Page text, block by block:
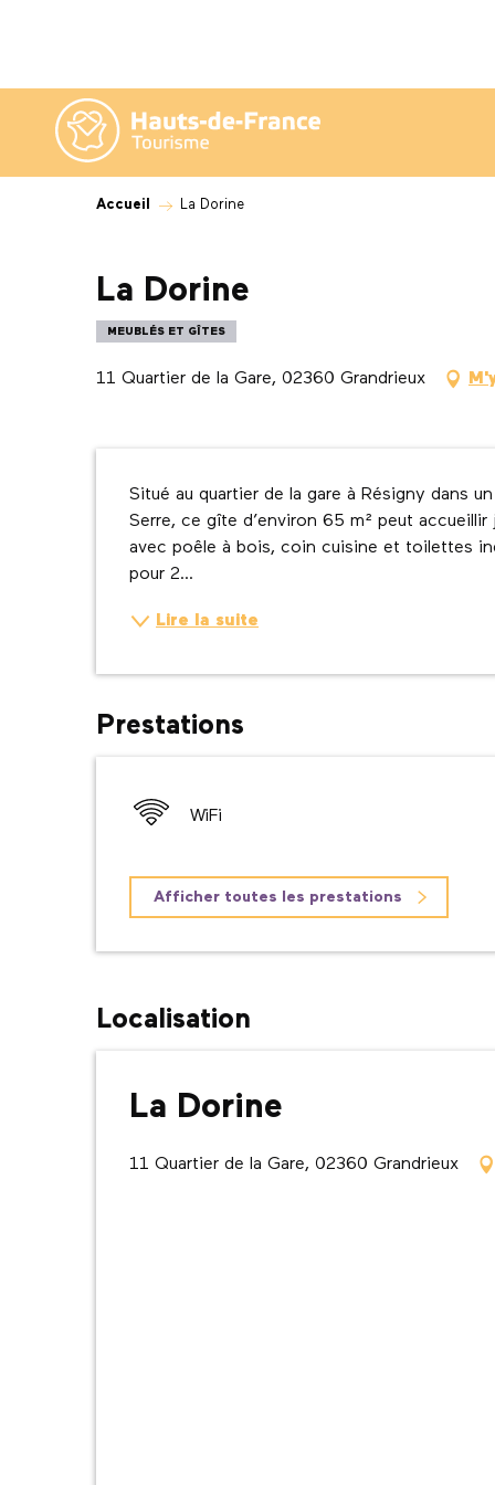
contenu
principal
Accueil La Dorine
La Dorine
MEUBLÉS ET GÎTES
11 Quartier de la Gare, 02360 Grandrieux
Description
Situé au quartier de la gare à Résigny dans
Serre, ce gîte d’environ 65 m² peut
avec poêle à bois, coin cuisine et toilettes
pour 2...
Lire la suite
Prestations
WiFi
Afficher toutes les prestations
Localisation
La Dorine
11 Quartier de la Gare, 02360 Grandrieux